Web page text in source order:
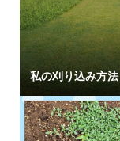
私の刈り込み方法